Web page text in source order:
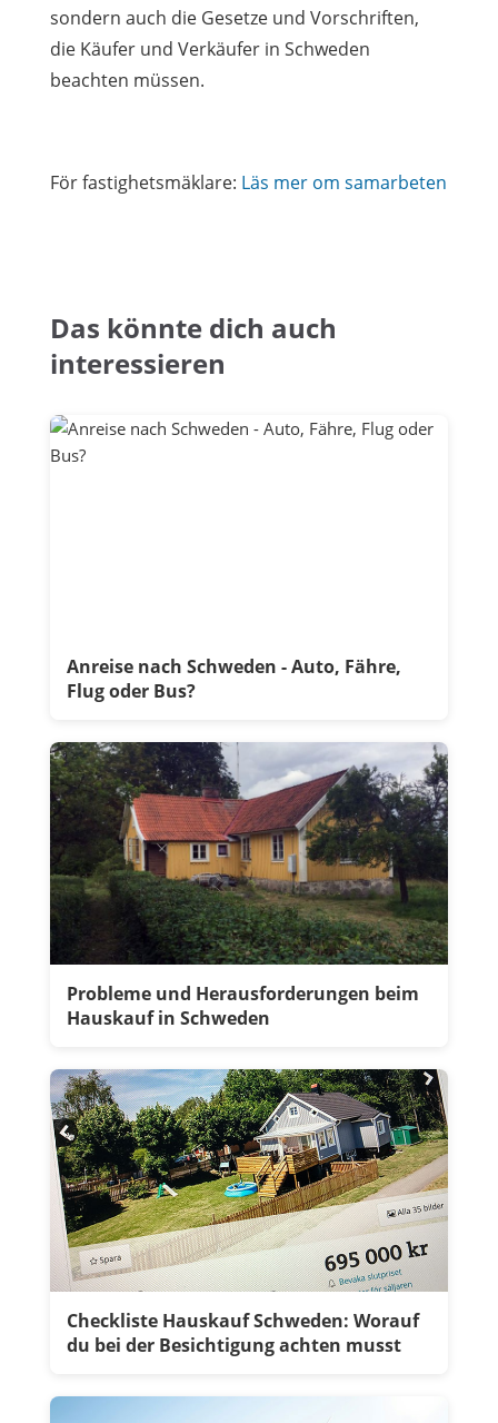
sondern auch die Gesetze und Vorschriften,
die Käufer und Verkäufer in Schweden
beachten müssen.
För fastighetsmäklare: Läs mer om samarbeten
Das könnte dich auch
interessieren
Anreise nach Schweden - Auto, Fähre,
Flug oder Bus?
Probleme und Herausforderungen beim
Hauskauf in Schweden
Checkliste Hauskauf Schweden: Worauf
du bei der Besichtigung achten musst